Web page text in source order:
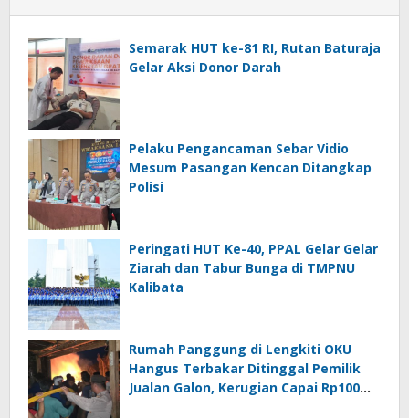
Semarak HUT ke-81 RI, Rutan Baturaja
Gelar Aksi Donor Darah
Pelaku Pengancaman Sebar Vidio
Mesum Pasangan Kencan Ditangkap
Polisi
Peringati HUT Ke-40, PPAL Gelar Gelar
Ziarah dan Tabur Bunga di TMPNU
Kalibata
Rumah Panggung di Lengkiti OKU
Hangus Terbakar Ditinggal Pemilik
Jualan Galon, Kerugian Capai Rp100